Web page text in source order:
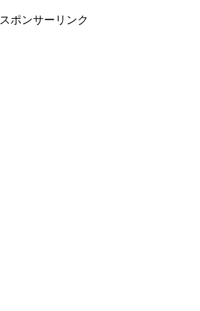
スポンサーリンク